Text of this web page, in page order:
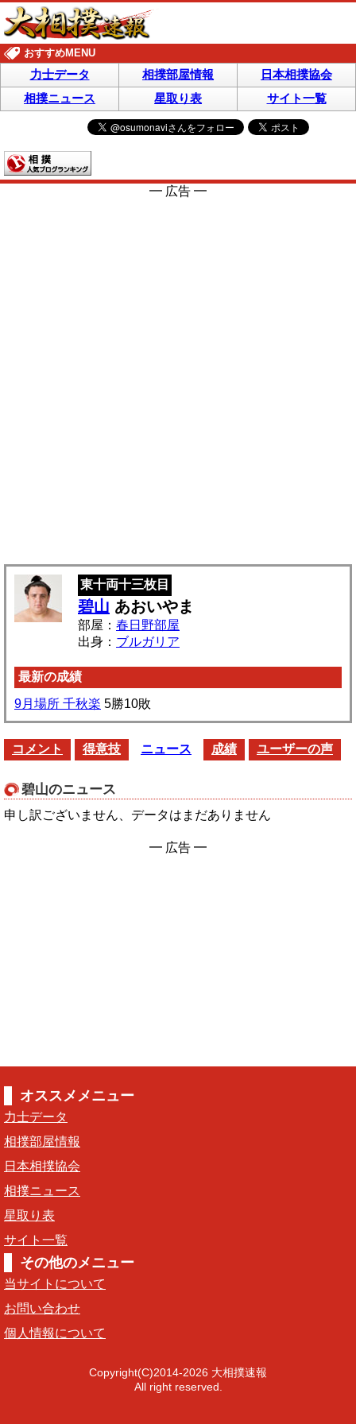
おすすめMENU
力士データ 相撲部屋情報
日本相撲協会
相撲ニュース
星取り表 サイト一覧
━ 広告 ━
東十両十三枚目
碧山 あおいやま
部屋： 春日野部屋
出身： ブルガリア
最新の成績
9月場所 千秋楽 5勝10敗
コメント 得意技 ニュース 成績 ユーザーの声
碧山のニュース
申し訳ございません、データはまだありません
━ 広告 ━
オススメメニュー
力士データ
相撲部屋情報
日本相撲協会
相撲ニュース
星取り表
サイト一覧
その他のメニュー
当サイトについて
お問い合わせ
個人情報について
Copyright(C)2014-2026 大相撲速報
All right reserved.